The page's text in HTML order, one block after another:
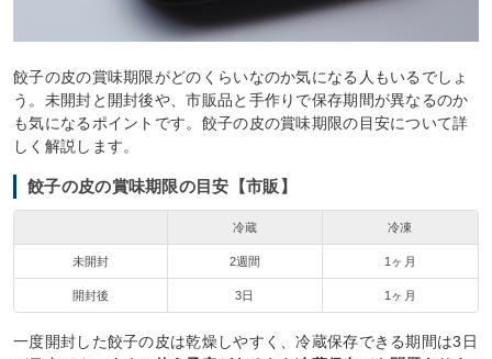
餃子の皮の賞味期限がどのくらいなのか気になる人もいるでしょ
う。未開封と開封後や、市販品と手作りで保存期間が異なるのか
も気になるポイントです。餃子の皮の賞味期限の目安について詳
しく解説します。
餃子の皮の賞味期限の目安【市販】
冷蔵 冷凍
未開封 2週間 1ヶ月
開封後 3日 1ヶ月
一度開封した餃子の皮は乾燥しやすく、冷蔵保存できる期間は3日